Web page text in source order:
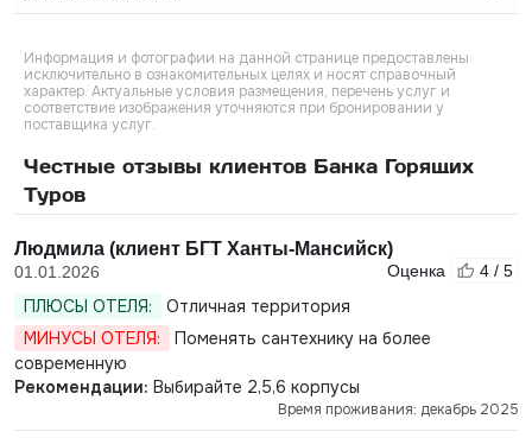
Информация и фотографии на данной странице предоставлены
исключительно в ознакомительных целях и носят справочный
характер. Актуальные условия размещения, перечень услуг и
соответствие изображения уточняются при бронировании у
поставщика услуг.
Честные отзывы клиентов Банка Горящих
Туров
Людмила (клиент БГТ Ханты-Мансийск)
01.01.2026 Оценка 4 / 5
ПЛЮСЫ ОТЕЛЯ:
Отличная территория
МИНУСЫ ОТЕЛЯ:
Поменять сантехнику на более
современную
Рекомендации: Выбирайте 2,5,6 корпусы
Время проживания: декабрь 2025